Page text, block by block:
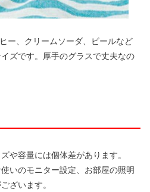
ー、クリームソーダ、ビールなど
ズです。厚手のグラスで丈夫なの
や容量には個体差があります。
いのモニター設定、お部屋の照明
ざいます。